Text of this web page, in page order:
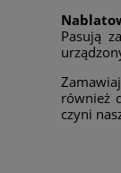
Pasują
również
czyni